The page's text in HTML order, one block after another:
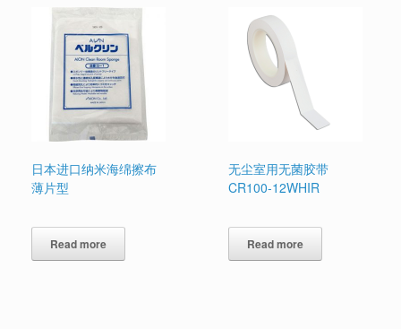
日本进口纳米海绵擦布
薄片型
Read more
无尘室用无菌胶带
CR100-12WHIR
Read more